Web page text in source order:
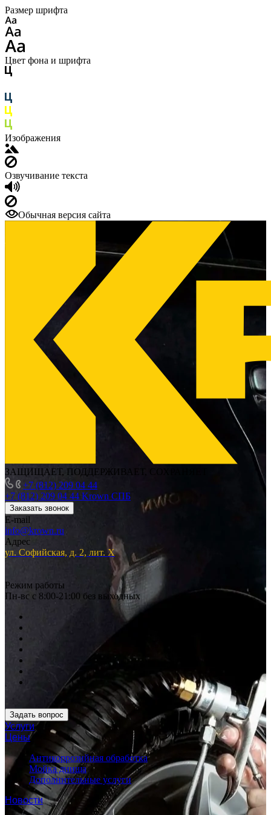
Размер шрифта
Цвет фона и шрифта
Изображения
Озвучивание текста
Обычная версия сайта
ЗАЩИЩАЕТ, ПОДДЕРЖИВАЕТ, СОХРАНЯЕТ
+7 (812) 209 04 44
+7 (812) 209 04 44 Krown СПБ
Заказать звонок
E-mail
info@krown.ru
Адрес
ул. Софийская, д. 2, лит. Х
Режим работы
Пн-вс с 8:00-21:00 без выходных
Задать вопрос
Услуги
Цены
Антикоррозийная обработка
Мойка днища
Дополнительные услуги
Новости